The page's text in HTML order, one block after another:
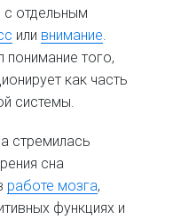
с отдельным
или внимание.
понимание того,
как часть
системы.
стремилась
сна
работе мозга,
функциях и